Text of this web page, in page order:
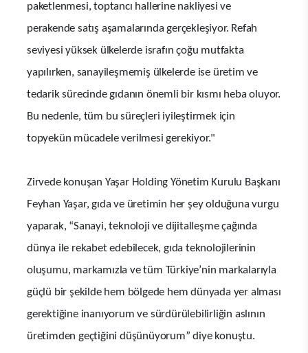
paketlenmesi, toptancı hallerine nakliyesi ve
perakende satış aşamalarında gerçekleşiyor. Refah
seviyesi yüksek ülkelerde israfın çoğu mutfakta
yapılırken, sanayileşmemiş ülkelerde ise üretim ve
tedarik sürecinde gıdanın önemli bir kısmı heba oluyor.
Bu nedenle, tüm bu süreçleri iyileştirmek için
topyekün mücadele verilmesi gerekiyor."
Zirvede konuşan Yaşar Holding Yönetim Kurulu Başkanı
Feyhan Yaşar, gıda ve üretimin her şey olduğuna vurgu
yaparak, “Sanayi, teknoloji ve dijitalleşme çağında
dünya ile rekabet edebilecek, gıda teknolojilerinin
oluşumu, markamızla ve tüm Türkiye’nin markalarıyla
güçlü bir şekilde hem bölgede hem dünyada yer alması
gerektiğine inanıyorum ve sürdürülebilirliğin aslının
üretimden geçtiğini düşünüyorum” diye konuştu.